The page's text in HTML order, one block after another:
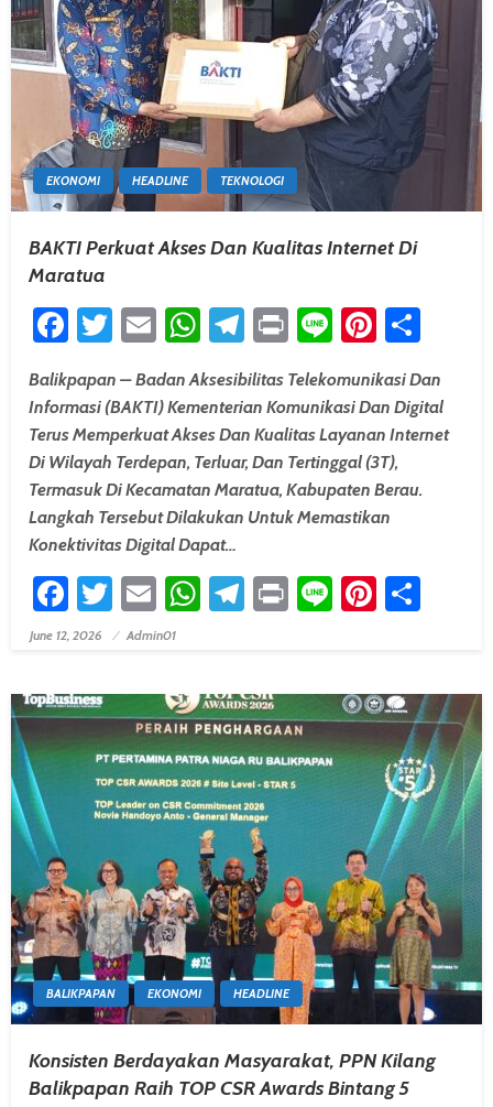
EKONOMI HEADLINE TEKNOLOGI
BAKTI Perkuat Akses Dan Kualitas Internet Di
Maratua
Facebook
Twitter
EmailWhatsApp
Telegram
PrintLine
Balikpapan – Badan Aksesibilitas Telekomunikasi Dan
Informasi (BAKTI) Kementerian Komunikasi Dan Digital
Terus Memperkuat Akses Dan Kualitas Layanan Internet
Di Wilayah Terdepan, Terluar, Dan Tertinggal (3T),
Termasuk Di Kecamatan Maratua, Kabupaten Berau.
Langkah Tersebut Dilakukan Untuk Memastikan
Konektivitas Digital Dapat…
Facebook
Twitter
EmailWhatsApp
Telegram
PrintLine
Posted On
June 12, 2026 Admin01
BALIKPAPAN EKONOMI HEADLINE
Konsisten Berdayakan Masyarakat, PPN Kilang
Balikpapan Raih TOP CSR Awards Bintang 5